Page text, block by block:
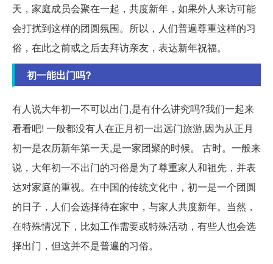
天，家庭成员会聚在一起，共度新年，如果外人来访可能
会打扰到这样的团圆氛围。所以，人们普遍尊重这样的习
俗，在此之前或之后去拜访亲友，表达新年祝福。
初一能出门吗?
有人说大年初一不可以出门,是有什么讲究吗?我们一起来
看看吧! 一般都没有人在正月初一出远门旅游,因为从正月
初一是农历新年第一天,是一家团聚的时候。 古时。一般来
说，大年初一不出门的习俗是为了尊重家人和祖先，并表
达对家庭的重视。在中国的传统文化中，初一是一个团圆
的日子，人们会选择待在家中，与家人共度新年。当然，
在特殊情况下，比如工作需要或特殊活动，有些人也会选
择出门，但这并不是普遍的习俗。